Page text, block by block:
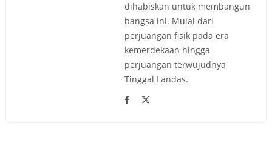
dihabiskan untuk membangun
bangsa ini. Mulai dari
perjuangan fisik pada era
kemerdekaan hingga
perjuangan terwujudnya
Tinggal Landas.